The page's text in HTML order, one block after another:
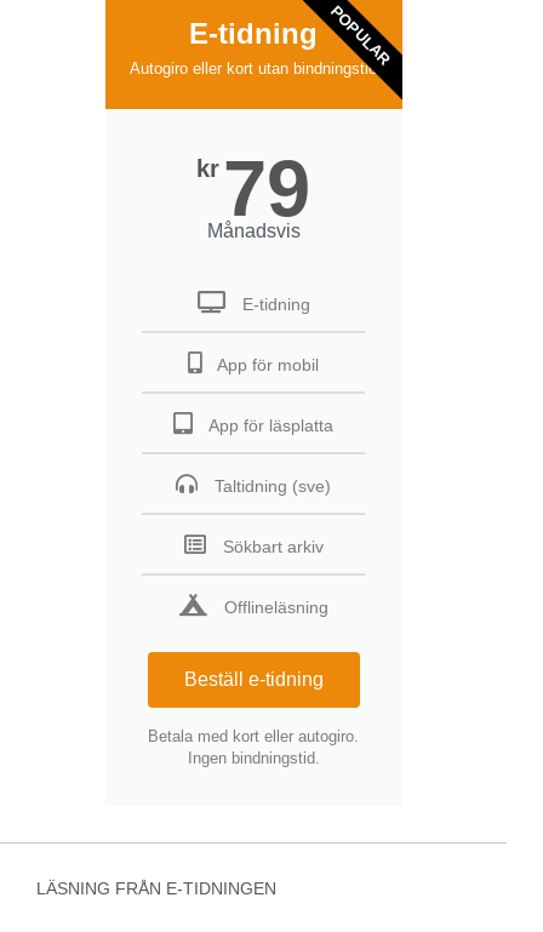
E-tidning
Autogiro eller kort utan bindningstid
kr 79
Månadsvis
E-tidning
App för mobil
App för läsplatta
Taltidning (sve)
Sökbart arkiv
Offlineläsning
Beställ e-tidning
Betala med kort eller autogiro.
Ingen bindningstid.
POPULAR
LÄSNING FRÅN E-TIDNINGEN